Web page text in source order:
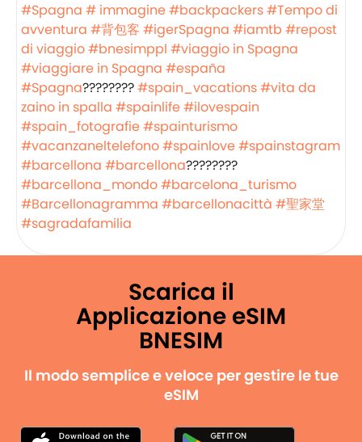
#Spagna # immagine#backpackers#Tempo di
avventura #背包客 #igerSpagna #iamtb #repost
di viaggio#bnesimppl #viaggio in Spagna
#viaggiare in Spagna #españa
#Spagna????????#spain_vacations#vita da
zaino in spalla #spainlife#ilovespain
#spain_fotografie#spainturismo
#vacanzaneltelefono#spainlove#spainstagram
#barcellona #barcellona????????
#barcellona_mondo#barcelona_turismo
#Barcellonagramma #barcellonacittà #聖家堂
#sagradafamilia
Scarica il
Applicazione eSIM
BNESIM
Il modo semplice e veloce per gestire le tue
eSIM